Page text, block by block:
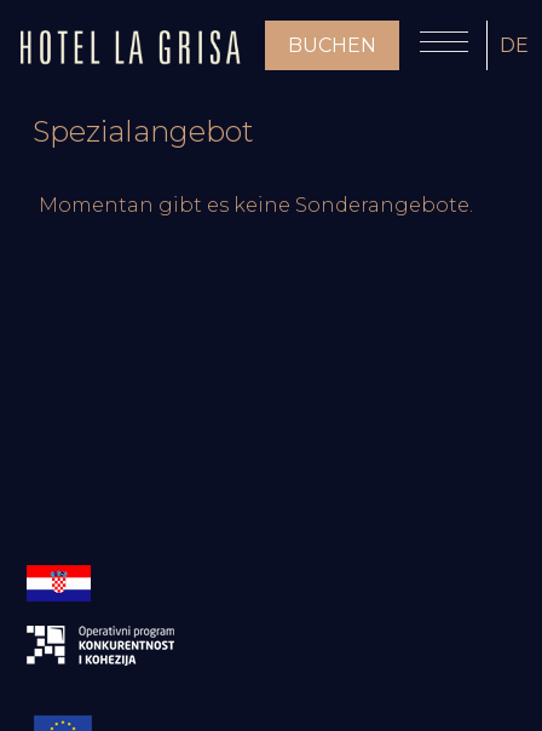
BUCHEN DE
Spezialangebot
Momentan gibt es keine Sonderangebote.